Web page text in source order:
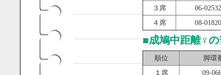
３席
06-
４席
08-
■成鳩中距離♀
順位
脚環
１席
09-